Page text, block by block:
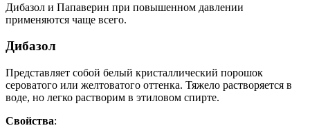
Дибазол и Папаверин при повышенном давлении
применяются чаще всего.
Дибазол
Представляет собой белый кристаллический порошок
сероватого или желтоватого оттенка. Тяжело растворяется в
воде, но легко растворим в этиловом спирте.
Свойства: